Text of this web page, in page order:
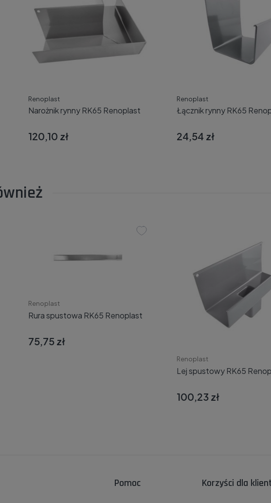
Renoplast
Narożnik rynny RK65 Renoplast
120,10 zł
Renoplast
Łącznik rynny RK65
24,54 zł
Renoplast
Rura spustowa RK65 Renoplast
75,75 zł
Renoplast
Lej spustowy RK65
100,23 zł
Pomoc Korzyści dla